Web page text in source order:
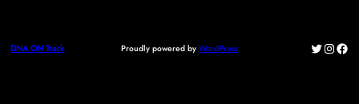
DNA ON Track Proudly powered by WordPress Twitter